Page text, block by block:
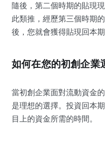
隨後，第二個時期的貼現
此類推，經歷第三個時期
後，您就會獲得貼現回本
如何在您的初創企業
當初創企業面對流動資金
是理想的選擇。投資回本
目上的資金所需的時間。